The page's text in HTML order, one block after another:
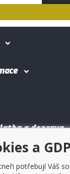
a doprava
a
potřebují Váš